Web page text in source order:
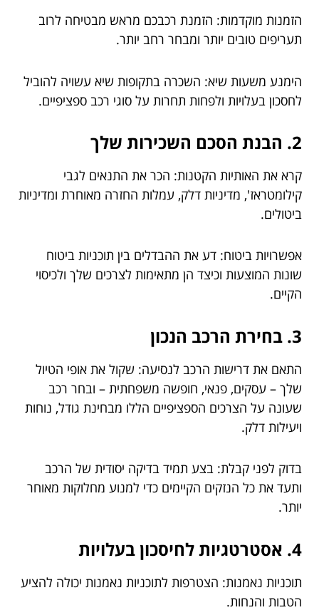
הזמנות מוקדמות: הזמנת רכבכם מראש מבטיחה לרוב
תעריפים טובים יותר ומבחר רחב יותר.
הימנע משעות שיא: השכרה בתקופות שיא עשויה להוביל
לחסכון בעלויות ולפחות תחרות על סוגי רכב ספציפיים.
2. הבנת הסכם השכירות שלך
קרא את האותיות הקטנות: הכר את התנאים לגבי
קילומטראז', מדיניות דלק, עמלות החזרה מאוחרת ומדיניות
ביטולים.
אפשרויות ביטוח: דע את ההבדלים בין תוכניות ביטוח
שונות המוצעות וכיצד הן מתאימות לצרכים שלך ולכיסוי
הקיים.
3. בחירת הרכב הנכון
התאם את דרישות הרכב לנסיעה: שקול את אופי הטיול
שלך – עסקים, פנאי, חופשה משפחתית – ובחר רכב
שעונה על הצרכים הספציפיים הללו מבחינת גודל, נוחות
ויעילות דלק.
בדוק לפני קבלת: בצע תמיד בדיקה יסודית של הרכב
ותעד את כל הנזקים הקיימים כדי למנוע מחלוקות מאוחר
יותר.
4. אסטרטגיות לחיסכון בעלויות
תוכניות נאמנות: הצטרפות לתוכניות נאמנות יכולה להציע
הטבות והנחות.